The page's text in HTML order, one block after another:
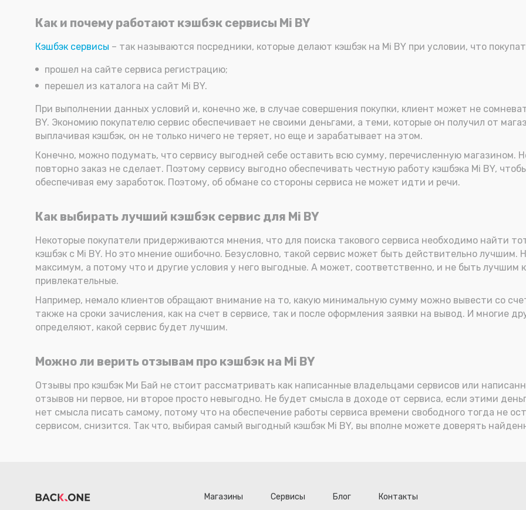
Как и почему работают кэшбэк сервисы Mi BY
Кэшбэк сервисы – так называются посредники, которые делают кэшбэк на Mi BY при условии, что
прошел на сайте сервиса регистрацию;
перешел из каталога на сайт Mi BY.
При выполнении данных условий и, конечно же, в случае совершения покупки, клиент может не
BY. Экономию покупателю сервис обеспечивает не своими деньгами, а теми, которые он получил от
выплачивая кэшбэк, он не только ничего не теряет, но еще и зарабатывает на этом.
Конечно, можно подумать, что сервису выгодней себе оставить всю сумму, перечисленную магазином.
повторно заказ не сделает. Поэтому сервису выгодно обеспечивать честную работу кэшбэка Mi BY,
обеспечивая ему заработок. Поэтому, об обмане со стороны сервиса не может идти и речи.
Как выбирать лучший кэшбэк сервис для Mi BY
Некоторые покупатели придерживаются мнения, что для поиска такового сервиса необходимо найти
кэшбэк с Mi BY. Но это мнение ошибочно. Безусловно, такой сервис может быть действительно лучшим.
максимум, а потому что и другие условия у него выгодные. А может, соответственно, и не быть лучшим
привлекательные.
Например, немало клиентов обращают внимание на то, какую минимальную сумму можно вывести со
также на сроки зачисления, как на счет в сервисе, так и после оформления заявки на вывод. И многие
определяют, какой сервис будет лучшим.
Можно ли верить отзывам про кэшбэк на Mi BY
Отзывы про кэшбэк Ми Бай не стоит рассматривать как написанные владельцами сервисов или
отзывов ни первое, ни второе просто невыгодно. Не будет смысла в доходе от сервиса, если этими
нет смысла писать самому, потому что на обеспечение работы сервиса времени свободного тогда не
сервисом, снизится. Так что, выбирая самый выгодный кэшбэк Mi BY, вы вполне можете доверять
Магазины Сервисы Блог Контакты